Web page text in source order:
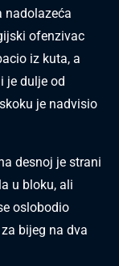
nadolazeća
ofenzivac
iz kuta, a
je dulje od
je nadvisio
desnoj je strani
u bloku, ali
oslobodio
bijeg na dva